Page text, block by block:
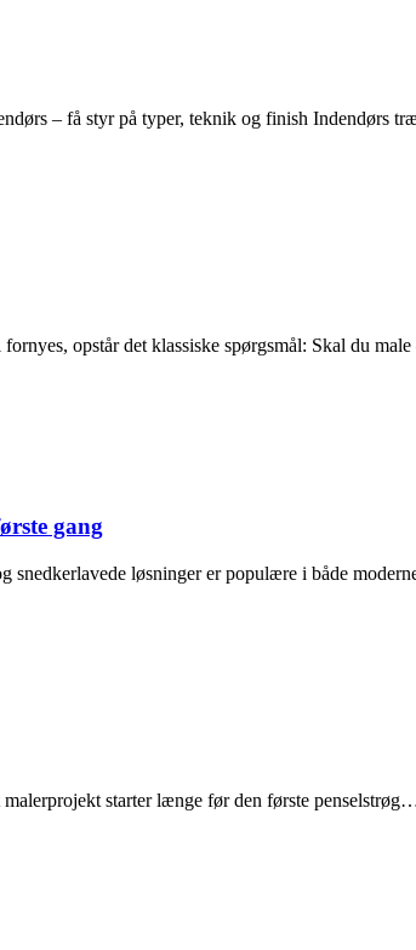
– få styr på typer, teknik og finish Indendørs
opstår det klassiske spørgsmål: Skal du
gang
snedkerlavede løsninger er populære i både
starter længe før den første